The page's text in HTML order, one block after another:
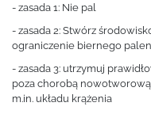
- zasada 1: Nie pal
- zasada 2: Stwórz
ograniczenie biernego
- zasada 3: utrzymuj
poza chorobą
m.in. układu krążenia